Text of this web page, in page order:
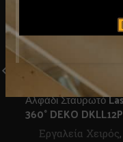
Αλφάδι Σταυρωτό
360° DEKO
Εργαλεία Χειρός,